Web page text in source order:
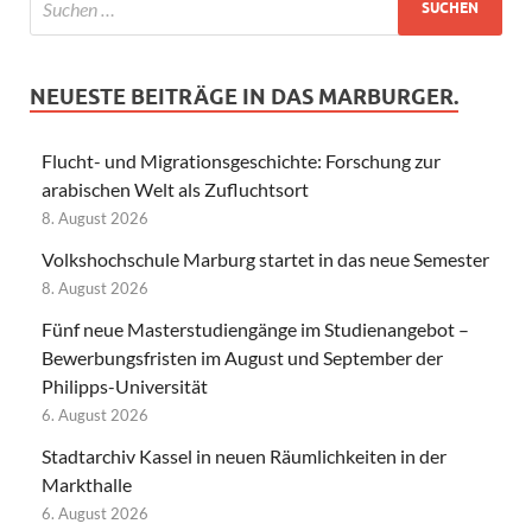
NEUESTE BEITRÄGE IN DAS MARBURGER.
Flucht- und Migrationsgeschichte: Forschung zur
arabischen Welt als Zufluchtsort
8. August 2026
Volkshochschule Marburg startet in das neue Semester
8. August 2026
Fünf neue Masterstudiengänge im Studienangebot –
Bewerbungsfristen im August und September der
Philipps-Universität
6. August 2026
Stadtarchiv Kassel in neuen Räumlichkeiten in der
Markthalle
6. August 2026